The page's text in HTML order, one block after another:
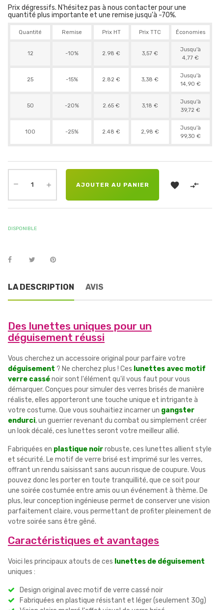
Prix dégressifs. N'hésitez pas à nous contacter pour une
quantité plus importante et une remise jusqu'à -70%.
Quantité Remise Prix HT Prix TTC Économies
12 -10% 2.98 € 3,57 €
Jusqu'à
4,77 €
25 -15% 2.82 € 3,38 €
Jusqu'à
14,90 €
50 -20% 2.65 € 3,18 €
Jusqu'à
39,72 €
100 -25% 2.48 € 2,98 €
Jusqu'à
99,30 €
AJOUTER AU PANIER  
DISPONIBLE
LA DESCRIPTION AVIS
Des lunettes uniques pour un
déguisement réussi
Vous cherchez un accessoire original pour parfaire votre
déguisement ? Ne cherchez plus ! Ces lunettes avec motif
verre cassénoir sont l'élément qu'il vous faut pour vous
démarquer. Conçues pour simuler des verres brisés de manière
réaliste, elles apporteront une touche unique et intrigante à
votre costume. Que vous souhaitiez incarner un gangster
endurci, un guerrier revenant du combat ou simplement créer
un look décalé, ces lunettes seront votre meilleur allié.
Fabriquées en plastique noirrobuste, ces lunettes allient style
et sécurité. Le motif de verre brisé est imprimé sur les verres,
offrant un rendu saisissant sans aucun risque de coupure. Vous
pouvez donc les porter en toute tranquillité, que ce soit pour
une soirée costumée entre amis ou un événement à thème. De
plus, leur conception ingénieuse permet de conserver une vision
parfaitement claire, vous permettant de profiter pleinement de
votre soirée sans être gêné.
Caractéristiques et avantages
Voici les principaux atouts de ces lunettes de déguisement
uniques :
Design original avec motif de verre cassé noir
Fabriquées en plastique résistant et léger (seulement 30g)